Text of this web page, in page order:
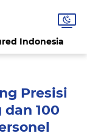
Indonesia
Presisi
100